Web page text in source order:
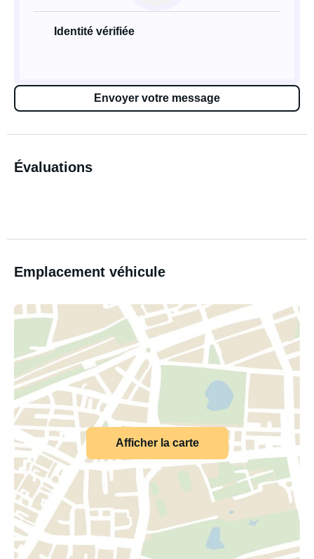
Identité vérifiée
Envoyer votre message
Évaluations
Emplacement véhicule
Afficher la carte